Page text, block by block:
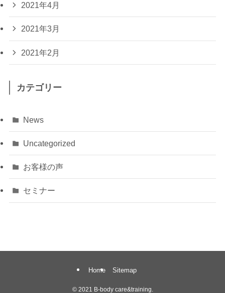
2021年4月
2021年3月
2021年2月
カテゴリー
News
Uncategorized
お客様の声
セミナー
Home Sitemap
©2021 B-body care&training.